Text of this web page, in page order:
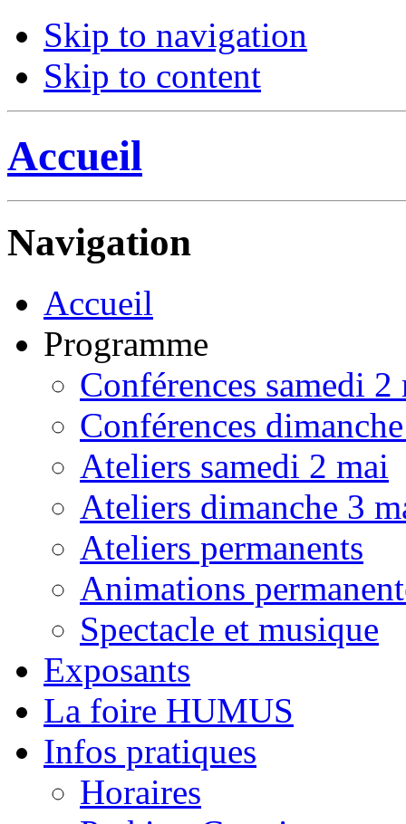
Skip to navigation
Skip to content
Accueil
Navigation
Accueil
Programme
Conférences samedi 2
Conférences
Ateliers samedi 2 mai
Ateliers dimanche 3
Ateliers permanents
Animations
Spectacle et musique
Exposants
La foire HUMUS
Infos pratiques
Horaires